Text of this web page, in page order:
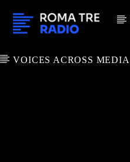
VOICES ACROSS MEDIA